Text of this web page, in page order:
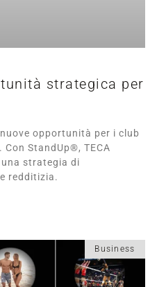
strategica per
opportunità per i club
StandUp®, TECA
strategia di
redditizia.
Business